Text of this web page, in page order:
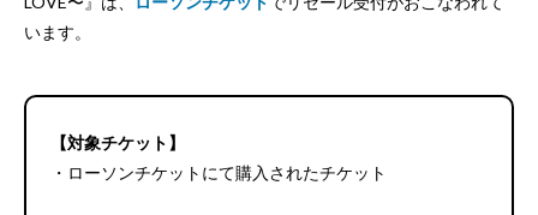
います。
【対象チケット】
・ローソンチケットにて購入されたチケット